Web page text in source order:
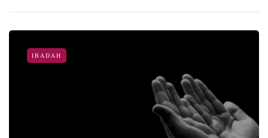
IBADAH